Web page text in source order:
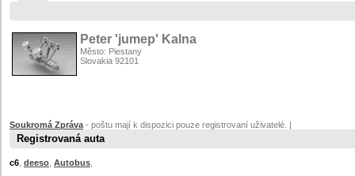
Peter 'jumep' Kalna
Město: Piestany
Slovakia 92101
Soukromá Zpráva - poštu mají k dispozici pouze registrovaní uživatelé. |
Registrovaná auta
c6 deeso Autobus